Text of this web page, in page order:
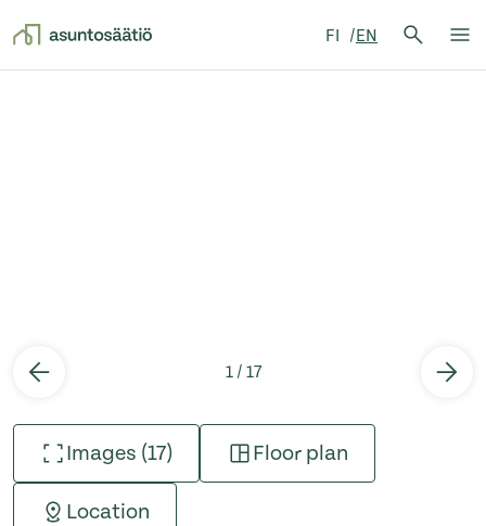
FI EN
Search
1 / 17
Images (17) Floor plan
Location